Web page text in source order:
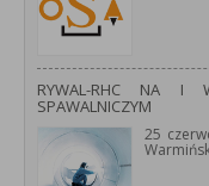
RYWAL-RHC NA I
SPAWALNICZYM
25